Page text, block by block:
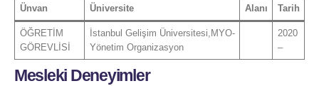
Ünvan Üniversite Alanı Tarih
ÖĞRETİM
GÖREVLİSİ
İstanbul Gelişim Üniversitesi,MYO-
Yönetim Organizasyon
2020
–
Mesleki Deneyimler